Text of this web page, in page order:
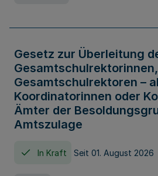
Gesetz zur Überleitung
Gesamtschulrektorinnen,
Gesamtschulrektoren –
Koordinatorinnen oder
Ämter der
Amtszulage
In Kraft Seit 01. August 2026